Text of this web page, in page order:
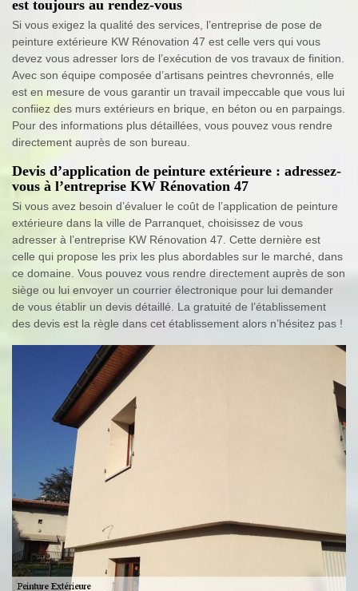
est toujours au rendez-vous
Si vous exigez la qualité des services, l’entreprise de pose de
peinture extérieure KW Rénovation 47 est celle vers qui vous
devez vous adresser lors de l’exécution de vos travaux de finition.
Avec son équipe composée d’artisans peintres chevronnés, elle
est en mesure de vous garantir un travail impeccable que vous lui
confiiez des murs extérieurs en brique, en béton ou en parpaings.
Pour des informations plus détaillées, vous pouvez vous rendre
directement auprès de son bureau.
Devis d’application de peinture extérieure : adressez-
vous à l’entreprise KW Rénovation 47
Si vous avez besoin d’évaluer le coût de l’application de peinture
extérieure dans la ville de Parranquet, choisissez de vous
adresser à l’entreprise KW Rénovation 47. Cette dernière est
celle qui propose les prix les plus abordables sur le marché, dans
ce domaine. Vous pouvez vous rendre directement auprès de son
siège ou lui envoyer un courrier électronique pour lui demander
de vous établir un devis détaillé. La gratuité de l’établissement
des devis est la règle dans cet établissement alors n’hésitez pas !